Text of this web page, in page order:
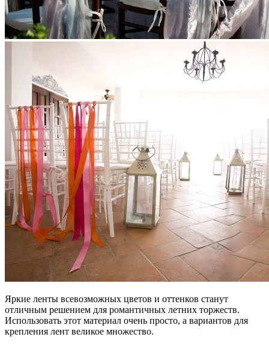
Яркие ленты всевозможных цветов и оттенков станут
отличным решением для романтичных летних торжеств.
Использовать этот материал очень просто, а вариантов для
крепления лент великое множество.